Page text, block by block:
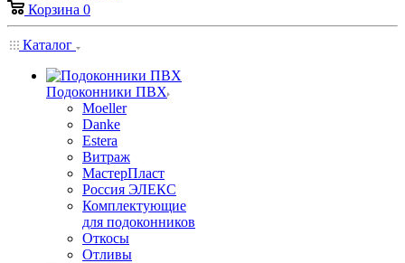
Корзина 0
Каталог
Подоконники ПВХ
Moeller
Danke
Estera
Витраж
МастерПласт
Россия ЭЛЕКС
Комплектующие
для подоконников
Откосы
Отливы